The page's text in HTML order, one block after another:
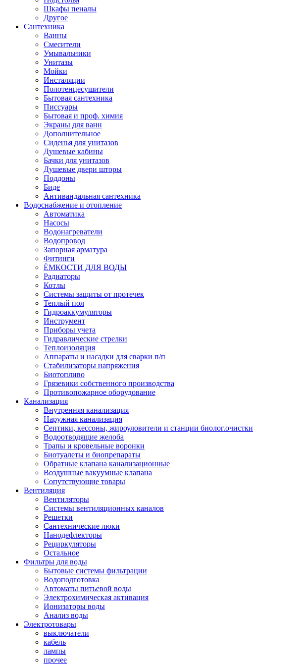
Шкафы пеналы
Другое
Сантехника
Ванны
Смесители
Умывальники
Унитазы
Мойки
Инсталяции
Полотенцесушители
Бытовая сантехника
Писсуары
Бытовая и проф. химия
Экраны для ванн
Дополнительное
Сиденья для унитазов
Душевые кабины
Бачки для унитазов
Душевые двери шторы
Поддоны
Биде
Антивандальная сантехника
Водоснабжение и отопление
Автоматика
Насосы
Водонагреватели
Водопровод
Запорная арматура
Фитинги
ЁМКОСТИ ДЛЯ ВОДЫ
Радиаторы
Котлы
Системы защиты от протечек
Теплый пол
Гидроаккумуляторы
Инструмент
Приборы учета
Гидравлические стрелки
Теплоизоляция
Аппараты и насадки для сварки п/п
Стабилизаторы напряжения
Биотопливо
Грязевики собственного производства
Противопожарное оборудование
Канализация
Внутренняя канализация
Наружная канализация
Септики, кессоны, жироуловители и станции биолог.очистки
Водоотводящие желоба
Трапы и кровельные воронки
Биотуалеты и биопрепараты
Обратные клапана канализационные
Воздушные вакуумные клапана
Сопутствующие товары
Вентиляция
Вентиляторы
Системы вентиляционных каналов
Решетки
Сантехнические люки
Нанодефлекторы
Рециркуляторы
Остальное
Фильтры для воды
Бытовые системы фильтрации
Водоподготовка
Автоматы питьевой воды
Электрохимическая активация
Ионизаторы воды
Анализ воды
Электротовары
выключатели
кабель
лампы
прочее